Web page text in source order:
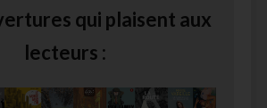
qui plaisent aux
lecteurs :